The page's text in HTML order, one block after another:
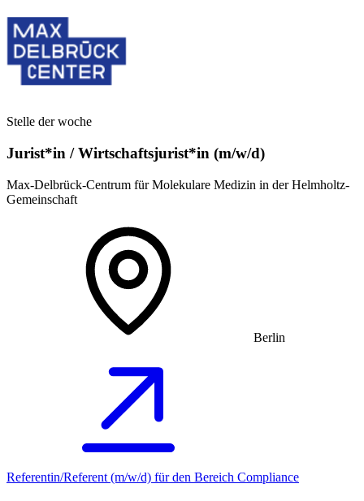
Stelle der woche
Jurist*in / Wirtschafts­jurist*in (m/w/d)
Max-Delbrück-Centrum für Molekulare Medizin in der Helmholtz-
Gemeinschaft
Berlin
Referentin/Referent (m/w/d) für den Bereich Compliance